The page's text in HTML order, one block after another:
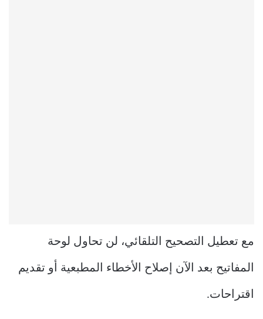
مع تعطيل التصحيح التلقائي، لن تحاول لوحة
المفاتيح بعد الآن إصلاح الأخطاء المطبعية أو تقديم
اقتراحات.